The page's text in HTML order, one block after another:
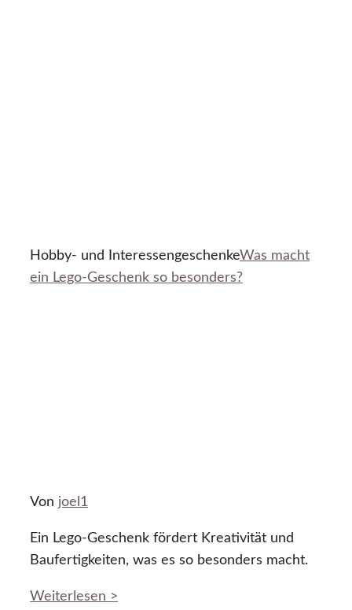
Hobby- und InteressengeschenkeWas macht
ein Lego-Geschenk so besonders?
Von joel1
Ein Lego-Geschenk fördert Kreativität und
Baufertigkeiten, was es so besonders macht.
Weiterlesen >